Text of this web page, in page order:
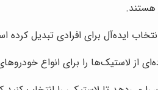
هستند.
ایده‌آل برای افرادی تبدیل
از لاستیک‌ها را برای انواع